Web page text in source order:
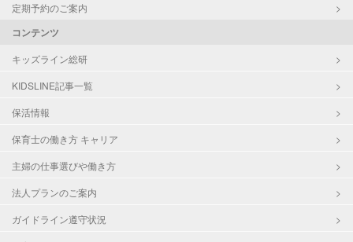
定期予約のご案内
コンテンツ
キッズライン総研
KIDSLINE記事一覧
保活情報
保育士の働き方 キャリア
主婦の仕事選びや働き方
法人プランのご案内
ガイドライン遵守状況